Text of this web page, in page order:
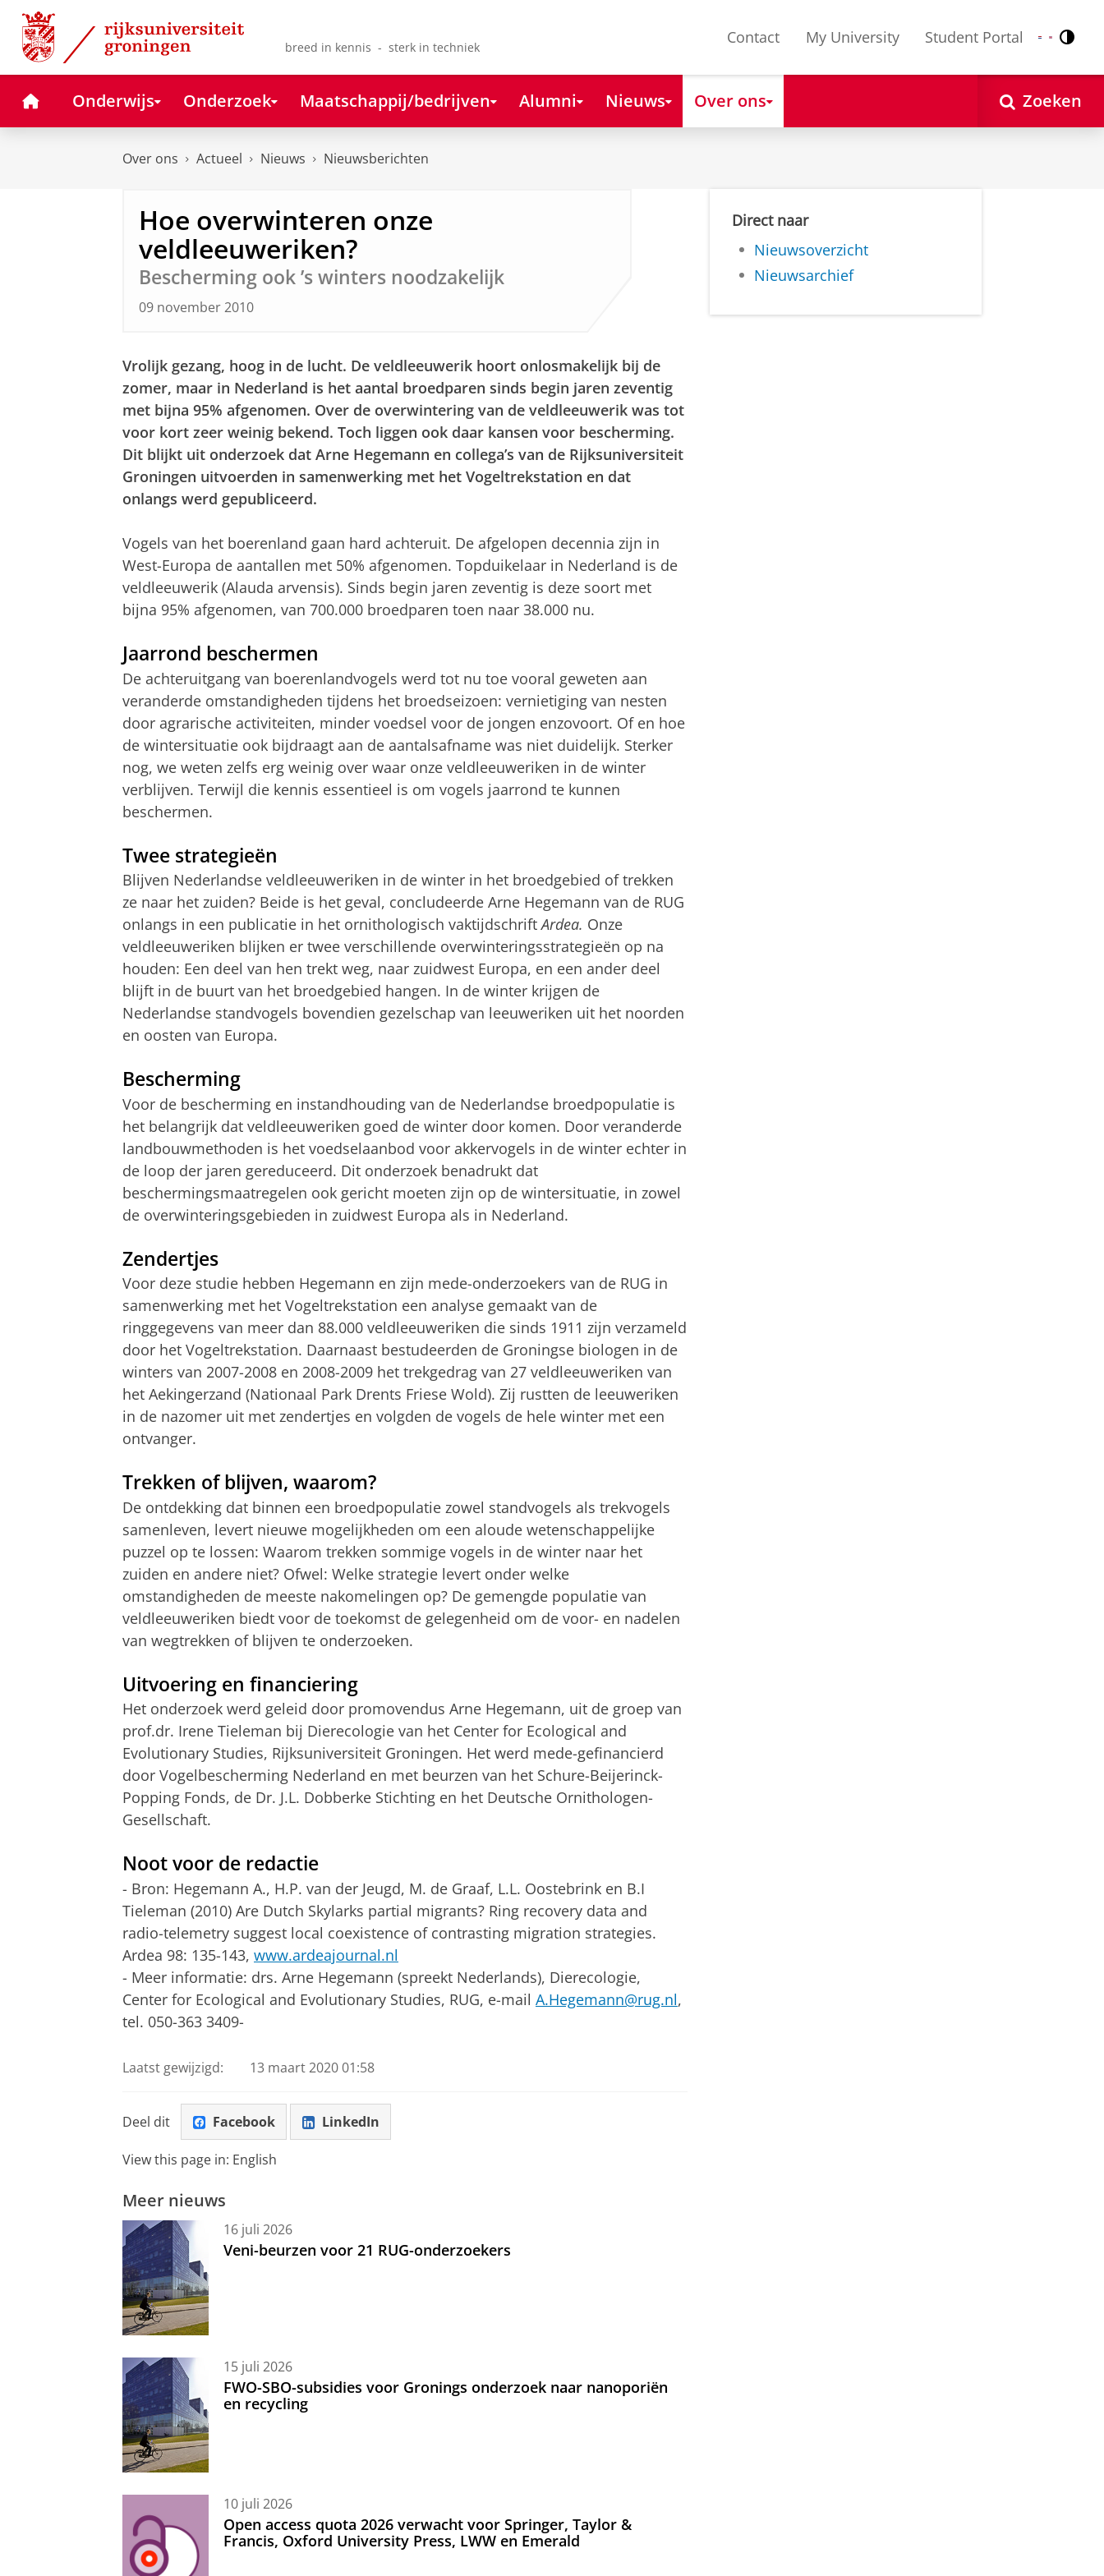
Skip
Content
Skip
Navigation
breed in kennis - sterk in techniek
Contact My University Student Portal Nederlands
English
HomeOnderwijs Onderzoek Maatschappij/bedrijven Alumni Nieuws Over ons Zoeken
Over ons Actueel Nieuws Nieuwsberichten
Hoe overwinteren onze
veldleeuweriken?
Bescherming ook ’s winters noodzakelijk
09 november 2010
Vrolijk gezang, hoog in de lucht. De veldleeuwerik hoort onlosmakelijk bij de
zomer, maar in Nederland is het aantal broedparen sinds begin jaren zeventig
met bijna 95% afgenomen. Over de overwintering van de veldleeuwerik was tot
voor kort zeer weinig bekend. Toch liggen ook daar kansen voor bescherming.
Dit blijkt uit onderzoek dat Arne Hegemann en collega’s van de Rijksuniversiteit
Groningen uitvoerden in samenwerking met het Vogeltrekstation en dat
onlangs werd gepubliceerd.
Vogels van het boerenland gaan hard achteruit. De afgelopen decennia zijn in
West-Europa de aantallen met 50% afgenomen. Topduikelaar in Nederland is de
veldleeuwerik (Alauda arvensis). Sinds begin jaren zeventig is deze soort met
bijna 95% afgenomen, van 700.000 broedparen toen naar 38.000 nu.
Jaarrond beschermen
De achteruitgang van boerenlandvogels werd tot nu toe vooral geweten aan
veranderde omstandigheden tijdens het broedseizoen: vernietiging van nesten
door agrarische activiteiten, minder voedsel voor de jongen enzovoort. Of en hoe
de wintersituatie ook bijdraagt aan de aantalsafname was niet duidelijk. Sterker
nog, we weten zelfs erg weinig over waar onze veldleeuweriken in de winter
verblijven. Terwijl die kennis essentieel is om vogels jaarrond te kunnen
beschermen.
Twee strategieën
Blijven Nederlandse veldleeuweriken in de winter in het broedgebied of trekken
ze naar het zuiden? Beide is het geval, concludeerde Arne Hegemann van de RUG
onlangs in een publicatie in het ornithologisch vaktijdschriftArdea. Onze
veldleeuweriken blijken er twee verschillende overwinteringsstrategieën op na
houden: Een deel van hen trekt weg, naar zuidwest Europa, en een ander deel
blijft in de buurt van het broedgebied hangen. In de winter krijgen de
Nederlandse standvogels bovendien gezelschap van leeuweriken uit het noorden
en oosten van Europa.
Bescherming
Voor de bescherming en instandhouding van de Nederlandse broedpopulatie is
het belangrijk dat veldleeuweriken goed de winter door komen. Door veranderde
landbouwmethoden is het voedselaanbod voor akkervogels in de winter echter in
de loop der jaren gereduceerd. Dit onderzoek benadrukt dat
beschermingsmaatregelen ook gericht moeten zijn op de wintersituatie, in zowel
de overwinteringsgebieden in zuidwest Europa als in Nederland.
Zendertjes
Voor deze studie hebben Hegemann en zijn mede-onderzoekers van de RUG in
samenwerking met het Vogeltrekstation een analyse gemaakt van de
ringgegevens van meer dan 88.000 veldleeuweriken die sinds 1911 zijn verzameld
door het Vogeltrekstation. Daarnaast bestudeerden de Groningse biologen in de
winters van 2007-2008 en 2008-2009 het trekgedrag van 27 veldleeuweriken van
het Aekingerzand (Nationaal Park Drents Friese Wold). Zij rustten de leeuweriken
in de nazomer uit met zendertjes en volgden de vogels de hele winter met een
ontvanger.
Trekken of blijven, waarom?
De ontdekking dat binnen een broedpopulatie zowel standvogels als trekvogels
samenleven, levert nieuwe mogelijkheden om een aloude wetenschappelijke
puzzel op te lossen: Waarom trekken sommige vogels in de winter naar het
zuiden en andere niet? Ofwel: Welke strategie levert onder welke
omstandigheden de meeste nakomelingen op? De gemengde populatie van
veldleeuweriken biedt voor de toekomst de gelegenheid om de voor- en nadelen
van wegtrekken of blijven te onderzoeken.
Uitvoering en financiering
Het onderzoek werd geleid door promovendus Arne Hegemann, uit de groep van
prof.dr. Irene Tieleman bij Dierecologie van het Center for Ecological and
Evolutionary Studies, Rijksuniversiteit Groningen. Het werd mede-gefinancierd
door Vogelbescherming Nederland en met beurzen van het Schure-Beijerinck-
Popping Fonds, de Dr. J.L. Dobberke Stichting en het Deutsche Ornithologen-
Gesellschaft.
Noot voor de redactie
- Bron: Hegemann A., H.P. van der Jeugd, M. de Graaf, L.L. Oostebrink en B.I
Tieleman (2010) Are Dutch Skylarks partial migrants? Ring recovery data and
radio-telemetry suggest local coexistence of contrasting migration strategies.
Ardea 98: 135-143, www.ardeajournal.nl
- Meer informatie: drs. Arne Hegemann (spreekt Nederlands), Dierecologie,
Center for Ecological and Evolutionary Studies, RUG, e-mail A.Hegemann@rug.nl,
tel. 050-363 3409-
Laatst gewijzigd: 13 maart 2020 01:58
Deel dit Facebook LinkedIn
View this page in: English
Meer nieuws
16 juli 2026
Veni-beurzen voor 21 RUG-onderzoekers
15 juli 2026
FWO-SBO-subsidies voor Gronings onderzoek naar nanoporiën
en recycling
10 juli 2026
Open access quota 2026 verwacht voor Springer, Taylor &
Francis, Oxford University Press, LWW en Emerald
Direct naar
Nieuwsoverzicht
Nieuwsarchief